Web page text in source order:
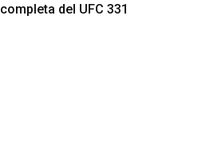
completa del UFC 331